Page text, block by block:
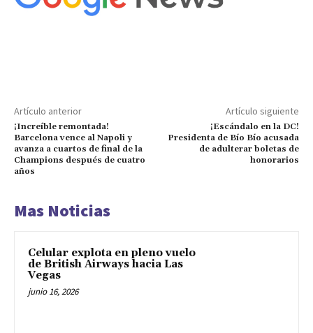
Artículo anterior
¡Increíble remontada!
Barcelona vence al Napoli y
avanza a cuartos de final de la
Champions después de cuatro
años
Artículo siguiente
¡Escándalo en la DC!
Presidenta de Bío Bío acusada
de adulterar boletas de
honorarios
Mas Noticias
Celular explota en pleno vuelo
de British Airways hacia Las
Vegas
junio 16, 2026